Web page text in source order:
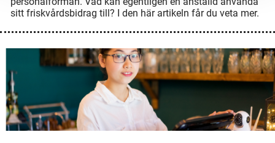
sitt friskvårdsbidrag till? I den här artikeln får du veta mer.